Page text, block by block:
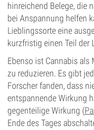
hinreichend Belege, die
bei Anspannung helfen
Lieblingssorte eine
kurzfristig einen Teil der
Ebenso ist Cannabis
zu reduzieren. Es gibt
Forscher fanden, dass
entspannende Wirkung
gegenteilige Wirkung (
Ende des Tages